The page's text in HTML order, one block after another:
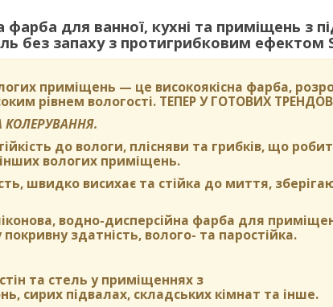
для ванної, кухні та приміщень з
запаху з протигрибковим ефектом
приміщень — це високоякісна фарба,
рівнем вологості. ТЕПЕР У ГОТОВИХ
КОЛЕРУВАННЯ.
до вологи, плісняви та грибків, що
інших вологих приміщень.
швидко висихає та стійка до миття,
водно-дисперсійна фарба для
здатність, волого- та паростійка.
та стель у приміщеннях з
сирих підвалах, складських кімнат та інше.